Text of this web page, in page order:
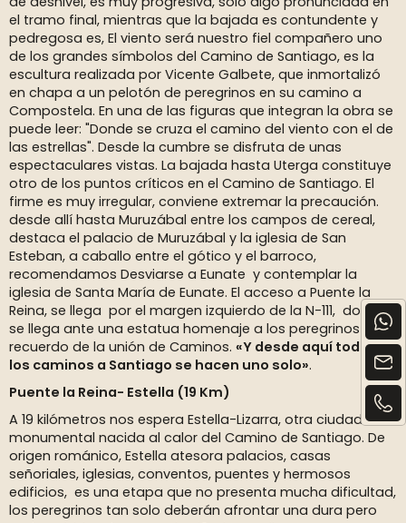
el tramo final, mientras que la bajada es contundente y
pedregosa es, El viento será nuestro fiel compañero uno
de los grandes símbolos del Camino de Santiago, es la
escultura realizada por Vicente Galbete, que inmortalizó
en chapa a un pelotón de peregrinos en su camino a
Compostela. En una de las figuras que integran la obra se
puede leer: "Donde se cruza el camino del viento con el de
las estrellas". Desde la cumbre se disfruta de unas
espectaculares vistas. La bajada hasta Uterga constituye
otro de los puntos críticos en el Camino de Santiago. El
firme es muy irregular, conviene extremar la precaución.
desde allí hasta Muruzábal entre los campos de cereal,
destaca el palacio de Muruzábal y la iglesia de San
Esteban, a caballo entre el gótico y el barroco,
recomendamos Desviarse a Eunate y contemplar la
iglesia de Santa María de Eunate. El acceso a Puente la
Reina, se llega por el margen izquierdo de la N-111, donde
se llega ante una estatua homenaje a los peregrinos y
recuerdo de la unión de Caminos. «Y desde aquí todos
los caminos a Santiago se hacen uno solo».
Puente la Reina- Estella (19 Km)
A 19 kilómetros nos espera Estella-Lizarra, otra ciudad
monumental nacida al calor del Camino de Santiago. De
origen románico, Estella atesora palacios, casas
señoriales, iglesias, conventos, puentes y hermosos
edificios, es una etapa que no presenta mucha dificultad,
los peregrinos tan solo deberán afrontar una dura pero